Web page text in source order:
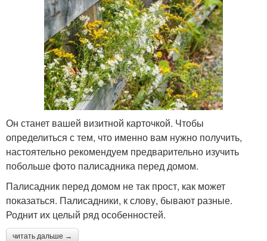
Он станет вашей визитной карточкой. Чтобы
определиться с тем, что именно вам нужно получить,
настоятельно рекомендуем предварительно изучить
побольше фото палисадника перед домом.
Палисадник перед домом не так прост, как может
показаться. Палисадники, к слову, бывают разные.
Роднит их целый ряд особенностей.
читать дальше →